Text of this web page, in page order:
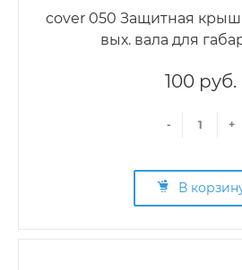
cover 050 Защитная
вых. вала для
100 руб.
- +
В